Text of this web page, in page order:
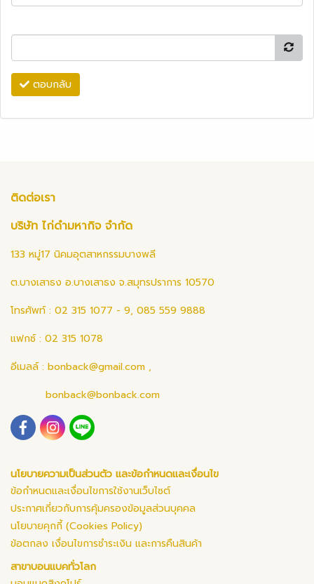
ตอบกลับ
ติดต่อเรา
บริษัท ไก่ดำมหากิจ จำกัด
133 หมู่17 นิคมอุตสาหกรรมบางพลี
ต.บางเสาธง อ.บางเสาธง จ.สมุทรปราการ 10570
โทรศัพท์ : 02 315 1077 - 9, 085 559 9888
แฟกซ์ : 02 315 1078
อีเมลล์ : bonback@gmail.com ,
bonback@bonback.com
นโยบายความเป็นส่วนตัว และข้อกำหนดและเงื่อนไข
ข้อกำหนดและเงื่อนไขการใช้งานเว็บไซต์
ประกาศเกี่ยวกับการคุ้มครองข้อมูลส่วนบุคคล
นโยบายคุกกี้ (Cookies Policy)
ข้อตกลง เงื่อนไขการชำระเงิน และการคืนสินค้า
สาขาบอนแบคทั่วโลก